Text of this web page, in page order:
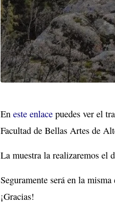
En este enlace puedes ver el
Facultad de Bellas Artes de
La muestra la realizaremos el
Seguramente será en la
¡Gracias!